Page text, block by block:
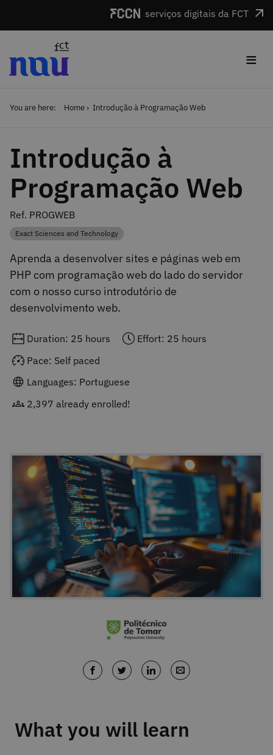
serviços digitais da FCT
≡
You are here: Home Introdução à Programação Web
Introdução à
Programação Web
Ref. PROGWEB
Category
Exact Sciences and Technology
Aprenda a desenvolver sites e páginas web em
PHP com programação web do lado do servidor
com o nosso curso introdutório de
desenvolvimento web.
Duration: 25 hours
Effort: 25 hours
Pace: Self paced
Languages: Portuguese
2,397 already enrolled!
What you will learn